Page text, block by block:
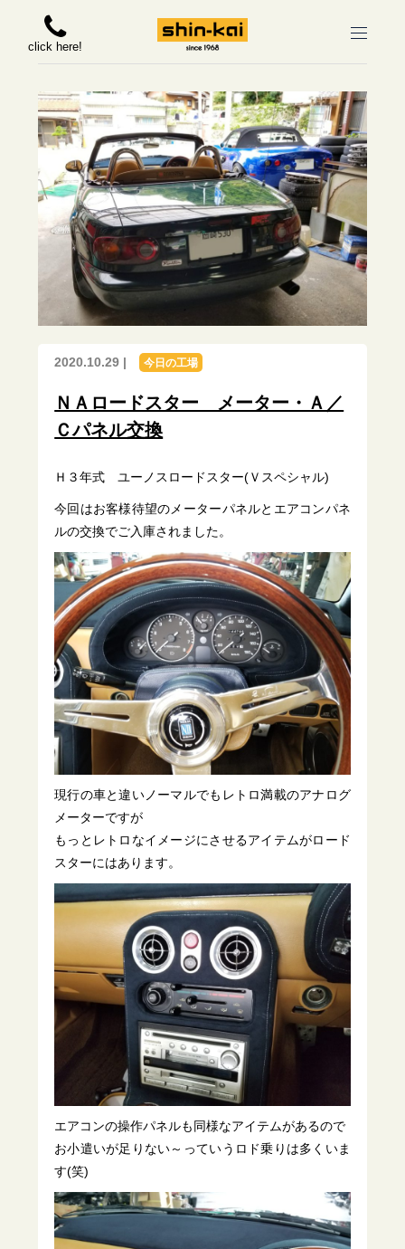
click here!
2020.10.29 | 今日の工場
ＮＡロードスター メーター・Ａ／
Ｃパネル交換
Ｈ３年式 ユーノスロードスター(Ｖスペシャル)
今回はお客様待望のメーターパネルとエアコンパネ
ルの交換でご入庫されました。
現行の車と違いノーマルでもレトロ満載のアナログ
メーターですが
もっとレトロなイメージにさせるアイテムがロード
スターにはあります。
エアコンの操作パネルも同様なアイテムがあるので
お小遣いが足りない～っていうロド乗りは多くいま
す(笑)